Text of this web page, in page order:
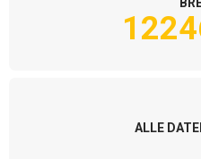
ALLE